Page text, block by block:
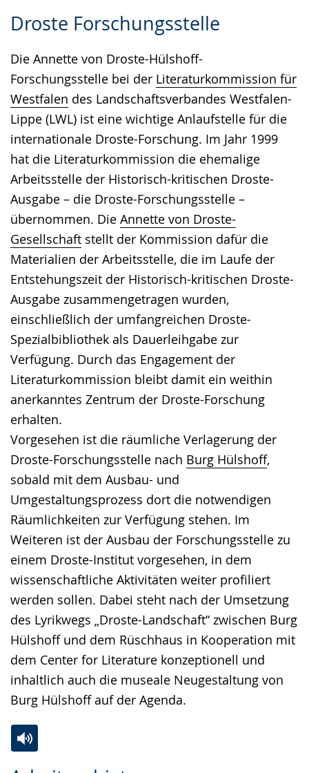
Droste Forschungsstelle
Die Annette von Droste-Hülshoff-
Forschungsstelle bei der Literaturkommission für
Westfalen des Landschaftsverbandes Westfalen-
Lippe (LWL) ist eine wichtige Anlaufstelle für die
internationale Droste-Forschung. Im Jahr 1999
hat die Literaturkommission die ehemalige
Arbeitsstelle der Historisch-kritischen Droste-
Ausgabe – die Droste-Forschungsstelle –
übernommen. Die Annette von Droste-
Gesellschaft stellt der Kommission dafür die
Materialien der Arbeitsstelle, die im Laufe der
Entstehungszeit der Historisch-kritischen Droste-
Ausgabe zusammengetragen wurden,
einschließlich der umfangreichen Droste-
Spezialbibliothek als Dauerleihgabe zur
Verfügung. Durch das Engagement der
Literaturkommission bleibt damit ein weithin
anerkanntes Zentrum der Droste-Forschung
erhalten.
Vorgesehen ist die räumliche Verlagerung der
Droste-Forschungsstelle nach Burg Hülshoff,
sobald mit dem Ausbau- und
Umgestaltungsprozess dort die notwendigen
Räumlichkeiten zur Verfügung stehen. Im
Weiteren ist der Ausbau der Forschungsstelle zu
einem Droste-Institut vorgesehen, in dem
wissenschaftliche Aktivitäten weiter profiliert
werden sollen. Dabei steht nach der Umsetzung
des Lyrikwegs „Droste-Landschaft“ zwischen Burg
Hülshoff und dem Rüschhaus in Kooperation mit
dem Center for Literature konzeptionell und
inhaltlich auch die museale Neugestaltung von
Burg Hülshoff auf der Agenda.
Leichten
wechseln.
Audio-
Video
Deutscher
Gebärdensprache
wird
angezeigt.